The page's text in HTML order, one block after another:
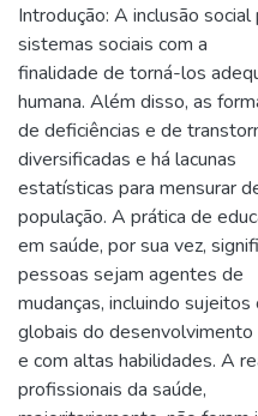
Introdução: A inclusão
sistemas sociais com a
finalidade de torná-los
humana. Além disso, as
de deficiências e de
diversificadas e há lacunas
estatísticas para mensurar
população. A prática de
em saúde, por sua vez,
pessoas sejam agentes de
mudanças, incluindo
globais do desenvolvimento
e com altas habilidades. A
profissionais da saúde,